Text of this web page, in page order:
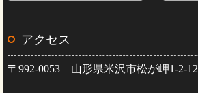
アクセス
〒992-0053 山形県米沢市松が岬1-2-12